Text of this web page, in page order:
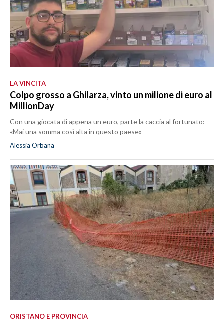
LA VINCITA
Colpo grosso a Ghilarza, vinto un milione di euro al
MillionDay
Con una giocata di appena un euro, parte la caccia al fortunato:
«Mai una somma così alta in questo paese»
Alessia Orbana
ORISTANO E PROVINCIA